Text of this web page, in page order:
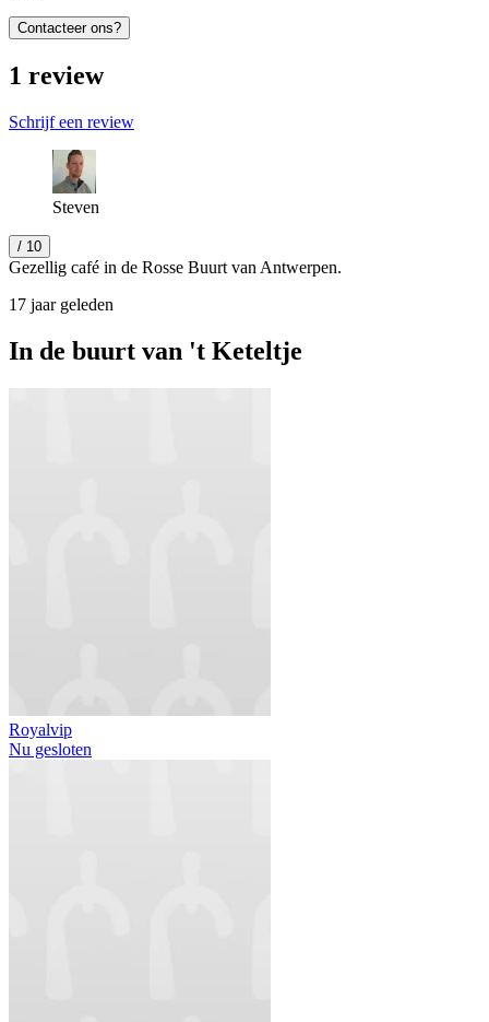
Contacteer ons?
1 review
Schrijf een review
Steven
/ 10
Gezellig café in de Rosse Buurt van Antwerpen.
17 jaar geleden
In de buurt van 't Keteltje
Royalvip
Nu gesloten